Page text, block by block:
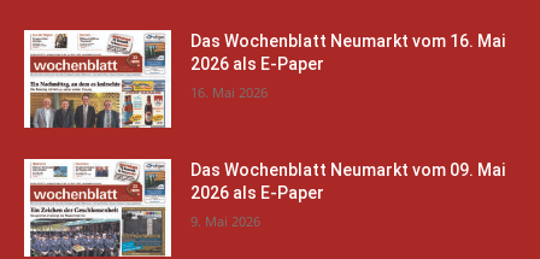
Das Wochenblatt Neumarkt vom 16. Mai
2026 als E-Paper
16. Mai 2026
Das Wochenblatt Neumarkt vom 09. Mai
2026 als E-Paper
9. Mai 2026